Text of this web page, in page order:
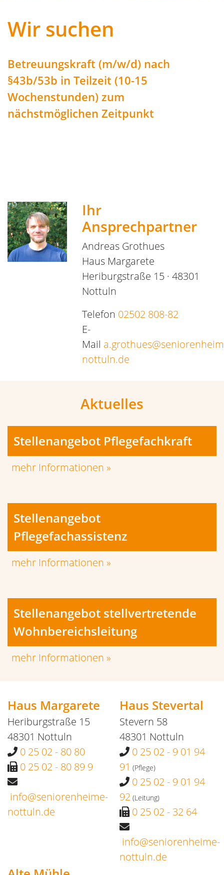
Wir suchen
Betreuungskraft (m/w/d) nach
§43b/53b in Teilzeit (10-15
Wochenstunden) zum
nächstmöglichen Zeitpunkt
Ihr
Ansprechpartner
Andreas Grothues
Haus Margarete
Heriburgstraße 15 · 48301
Nottuln
Telefon 02502 808-82
E-
Mail
nottuln.de
Aktuelles
Stellenangebot Pflegefachkraft
mehr Informationen »
Stellenangebot
Pflegefachassistenz
mehr Informationen »
Stellenangebot stellvertretende
Wohnbereichsleitung
mehr Informationen »
Haus Margarete
Heriburgstraße 15
48301 Nottuln
0 25 02 - 80 80
0 25 02 - 80 89 9
info@seniorenheime-
nottuln.de
Haus Stevertal
Stevern 58
48301 Nottuln
0 25 02 - 9 01 94
91 (Pflege)
0 25 02 - 9 01 94
92 (Leitung)
0 25 02 - 32 64
info@seniorenheime-
nottuln.de